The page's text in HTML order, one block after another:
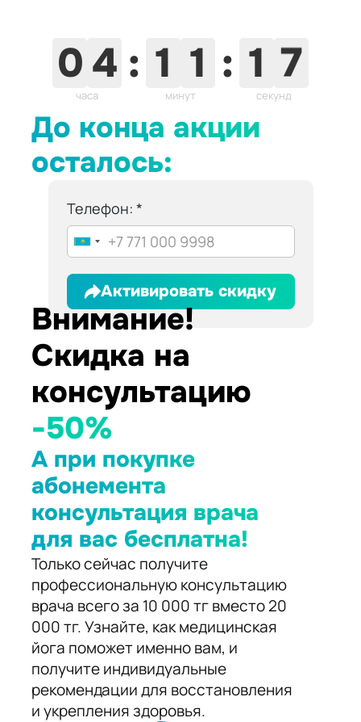
0 4 :
часа
1 1 :
минут
1 6
секунд
До конца акции
осталось:
Телефон:
Активировать скидку
Внимание!
Скидка на
консультацию
-50%
А при покупке
абонемента
консультация врача
для вас бесплатна!
Только сейчас получите
профессиональную консультацию
врача всего за 10 000 тг вместо 20
000 тг. Узнайте, как медицинская
йога поможет именно вам, и
получите индивидуальные
рекомендации для восстановления
и укрепления здоровья.